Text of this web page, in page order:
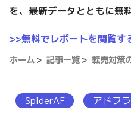
を、最新データとともに無
>>無料でレポートを閲覧す
ホーム 記事一覧 転売対策
SpiderAF アドフ